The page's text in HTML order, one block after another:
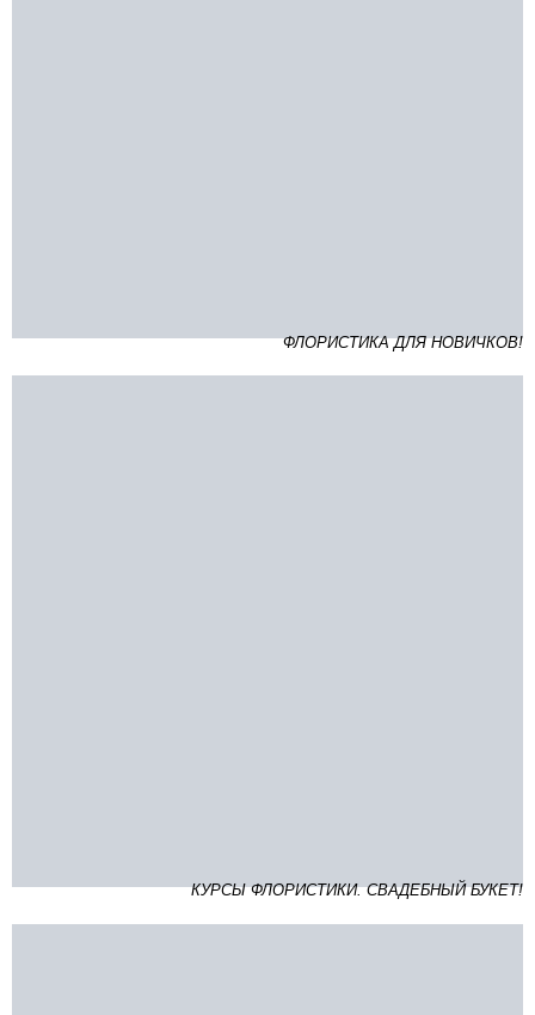
ФЛОРИСТИКА ДЛЯ НОВИЧКОВ!
КУРСЫ ФЛОРИСТИКИ. СВАДЕБНЫЙ БУКЕТ!